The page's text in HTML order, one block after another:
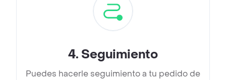
4. Seguimiento
Puedes hacerle seguimiento a tu pedido de